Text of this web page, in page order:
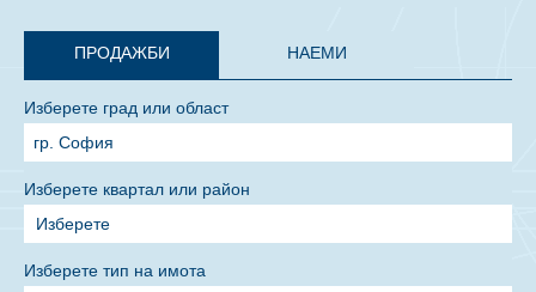
ПРОДАЖБИ НАЕМИ
Изберете град или област
Изберете квартал или район
Изберете
Изберете тип на имота